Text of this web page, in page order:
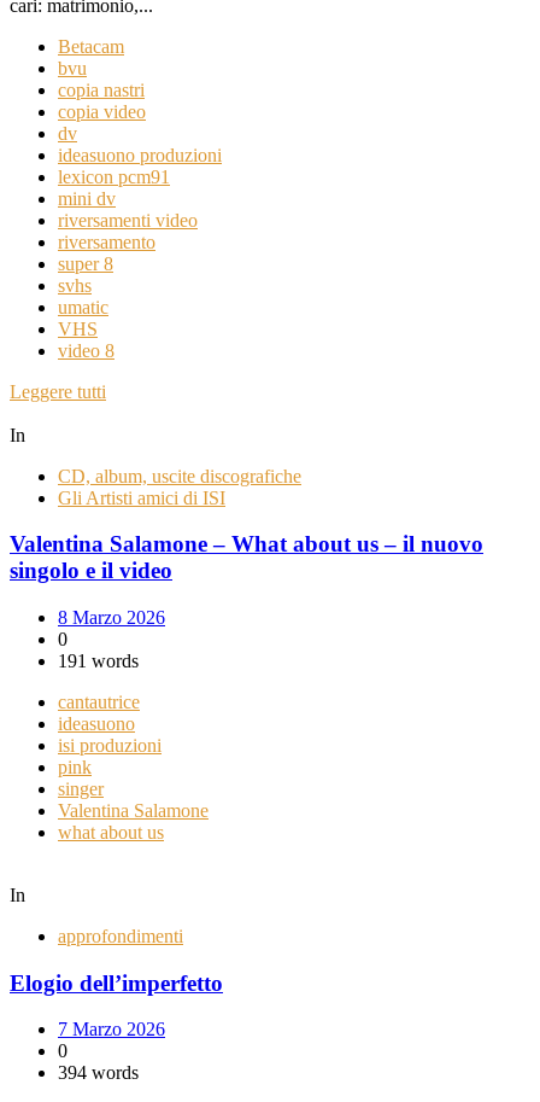
cari: matrimonio,...
Betacam
bvu
copia nastri
copia video
dv
ideasuono produzioni
lexicon pcm91
mini dv
riversamenti video
riversamento
super 8
svhs
umatic
VHS
video 8
Leggere tutti
In
CD, album, uscite discografiche
Gli Artisti amici di ISI
Valentina Salamone – What about us – il nuovo
singolo e il video
8 Marzo 2026
0
191 words
cantautrice
ideasuono
isi produzioni
pink
singer
Valentina Salamone
what about us
In
approfondimenti
Elogio dell’imperfetto
7 Marzo 2026
0
394 words